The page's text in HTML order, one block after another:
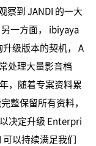
察到 JANDI 的一大
一方面， ibiyaya
级版本的契机， A
处理大量影音档
，随着专案资料累
整保留所有资料，
决定升级 Enterpri
以持续满足我们